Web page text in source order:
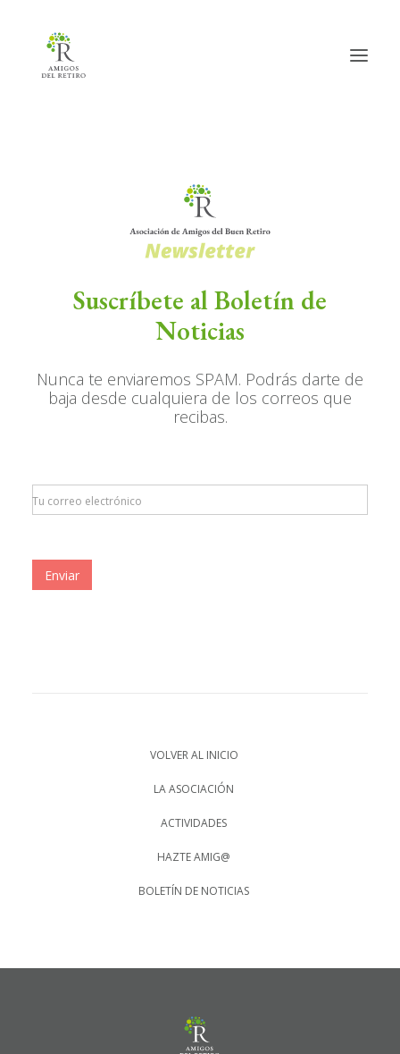
Volver al inicio
La Asociación
Actividades
Hazte amig@
Boletín de Noticias
Search
Suscríbete al Boletín de
Noticias
Nunca te enviaremos SPAM. Podrás darte de
baja desde cualquiera de los correos que
recibas.
Tu correo electrónico
Enviar
VOLVER AL INICIO
LA ASOCIACIÓN
ACTIVIDADES
HAZTE AMIG@
BOLETÍN DE NOTICIAS